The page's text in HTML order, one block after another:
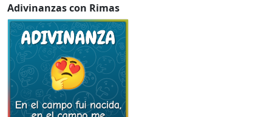
Adivinanzas con Rimas